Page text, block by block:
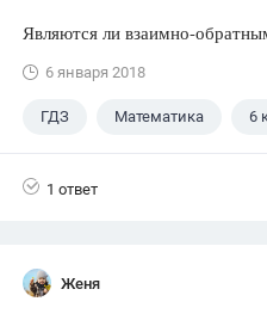
Являются ли взаимно-
6 января 2018
ГДЗ Математика 6
1 ответ
Женя